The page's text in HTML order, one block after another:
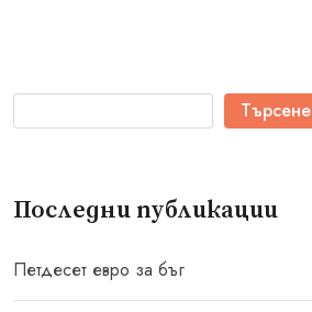
Търсене
Последни публикации
Петдесет евро за бъг